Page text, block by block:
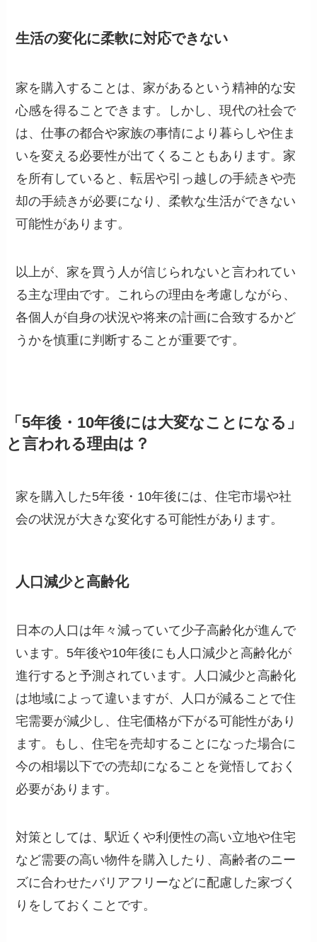
生活の変化に柔軟に対応できない
家を購入することは、家があるという精神的な安
心感を得ることできます。しかし、現代の社会で
は、仕事の都合や家族の事情により暮らしや住ま
いを変える必要性が出てくることもあります。家
を所有していると、転居や引っ越しの手続きや売
却の手続きが必要になり、柔軟な生活ができない
可能性があります。
以上が、家を買う人が信じられないと言われてい
る主な理由です。これらの理由を考慮しながら、
各個人が自身の状況や将来の計画に合致するかど
うかを慎重に判断することが重要です。
「5年後・10年後には大変なことになる」
と言われる理由は？
家を購入した5年後・10年後には、住宅市場や社
会の状況が大きな変化する可能性があります。
人口減少と高齢化
日本の人口は年々減っていて少子高齢化が進んで
います。5年後や10年後にも人口減少と高齢化が
進行すると予測されています。人口減少と高齢化
は地域によって違いますが、人口が減ることで住
宅需要が減少し、住宅価格が下がる可能性があり
ます。もし、住宅を売却することになった場合に
今の相場以下での売却になることを覚悟しておく
必要があります。
対策としては、駅近くや利便性の高い立地や住宅
など需要の高い物件を購入したり、高齢者のニー
ズに合わせたバリアフリーなどに配慮した家づく
りをしておくことです。